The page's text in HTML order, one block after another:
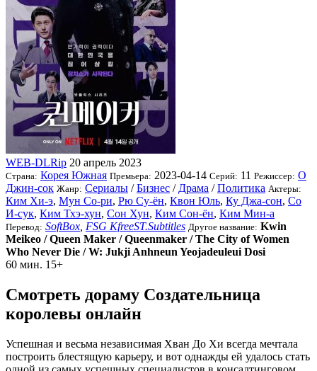
WEB-DLRip 20 апрель 2023
Страна: Корея Южная Премьера: 2023-04-14 Серий: 11 Режиссер: О
Джин-сок Жанр: Сериалы /Бизнес / Драма /Политика Актеры:
Ким Хи-э, Мун Со-ри, Рю Су-ён, Квон Юль, Ку Джа-сон, Со
И-сук, Ким Тхэ-хун, Сон Хун, Ким Сон-ён, Ким Мин-а
Перевод: SoftBox FSG KfreeST.Subtitles Другое название: Kwin
Meikeo / Queen Maker / Queenmaker / The City of Women
Who Never Die / W: Jukji Anhneun Yeojadeuleui Dosi
60 мин. 15+
Смотреть дораму Создательница
королевы онлайн
Успешная и весьма независимая Хван До Хи всегда мечтала
построить блестящую карьеру, и вот однажды ей удалось стать